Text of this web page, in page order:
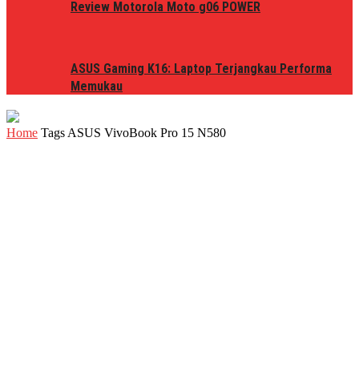
Review Motorola Moto g06 POWER
ASUS Gaming K16: Laptop Terjangkau Performa
Memukau
Home Tags ASUS VivoBook Pro 15 N580